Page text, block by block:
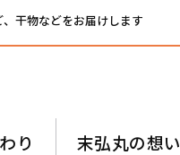
干物などをお届けします
り 末弘丸の想い